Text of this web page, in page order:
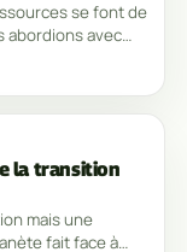
se font de
abordions avec
la transition
mais une
fait face à